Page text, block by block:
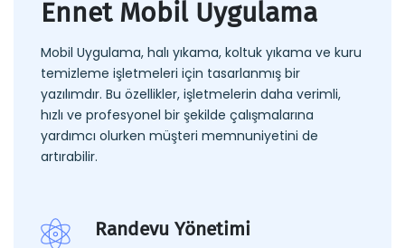
Ennet Mobil Uygulama
Mobil Uygulama, halı yıkama, koltuk yıkama ve kuru
temizleme işletmeleri için tasarlanmış bir
yazılımdır. Bu özellikler, işletmelerin daha verimli,
hızlı ve profesyonel bir şekilde çalışmalarına
yardımcı olurken müşteri memnuniyetini de
artırabilir.
Randevu Yönetimi